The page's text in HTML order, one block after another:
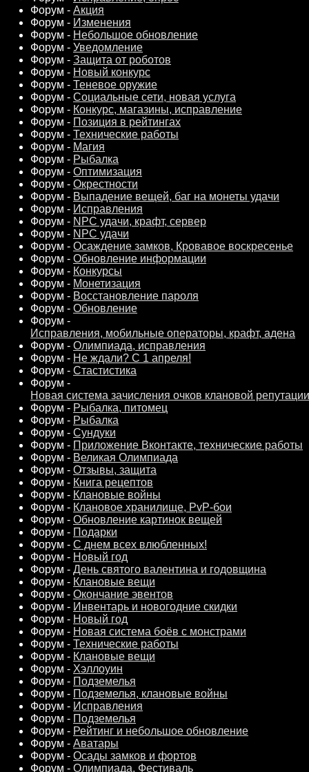
Форум - Акция
Форум - Изменения
Форум - Небольшое обновление
Форум - Уведомление
Форум - Защита от роботов
Форум - Новый конкурс
Форум - Теневое оружие
Форум - Социальные сети, новая услуга
Форум - Конкурс, магазины, исправление
Форум - Позиция в рейтингах
Форум - Технические работы
Форум - Магия
Форум - Рыбалка
Форум - Оптимизация
Форум - Окрестности
Форум - Выпадение вещей, баг на монеты удачи
Форум - Исправления
Форум - NPC удачи, крафт, сервер
Форум - NPC удачи
Форум - Осаждение замков, Кровавое воскресенье
Форум - Обновление информации
Форум - Конкурсы
Форум - Монетизация
Форум - Восстановление пароля
Форум - Обновление
Форум -
Исправления, мобильные операторы, крафт, адена
Форум - Олимпиада, исправления
Форум - Не ждали? С 1 апреля!
Форум - Стастистика
Форум -
Новая система зачисления очков клановой репутации
Форум - Рыбалка, питомец
Форум - Рыбалка
Форум - Сундуки
Форум - Приложение Вконтакте, технические работы
Форум - Великая Олимпиада
Форум - Отзывы, защита
Форум - Книга рецептов
Форум - Клановые войны
Форум - Клановое хранилище, PvP-бои
Форум - Обновление картинок вещей
Форум - Подарки
Форум - С днем всех влюбленных!
Форум - Новый год
Форум - День святого валентина и годовщина
Форум - Клановые вещи
Форум - Окончание эвентов
Форум - Инвентарь и новогодние скидки
Форум - Новый год
Форум - Новая система боёв с монстрами
Форум - Технические работы
Форум - Клановые вещи
Форум - Хэллоуин
Форум - Подземелья
Форум - Подземелья, клановые войны
Форум - Исправления
Форум - Подземелья
Форум - Рейтинг и небольшое обновление
Форум - Аватары
Форум - Осады замков и фортов
Форум - Олимпиада, Фестиваль